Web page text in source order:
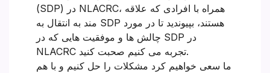
(SDP) در NLACRC، همراه با افرادی که علاقه
مند به انتقال به SDP هستند، بپیوندید تا در مورد
چالش ها و موفقیت هایی که در SDP در
NLACRC تجربه می کنیم صحبت کنید.
ما سعی خواهیم کرد مشکلات را حل کنیم و با هم